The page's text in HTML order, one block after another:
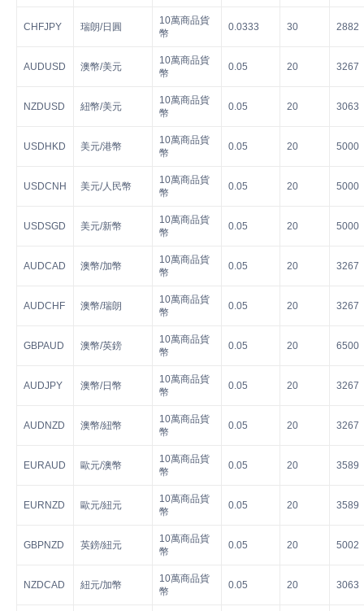
CHFJPY 瑞朗/日圓
10萬商品貨
幣
0.0333 30 2882
AUDUSD 澳幣/美元
10萬商品貨
幣
0.05 20 3267
NZDUSD 紐幣/美元
10萬商品貨
幣
0.05 20 3063
USDHKD 美元/港幣
10萬商品貨
幣
0.05 20 5000
USDCNH 美元/人民幣
10萬商品貨
幣
0.05 20 5000
USDSGD 美元/新幣
10萬商品貨
幣
0.05 20 5000
AUDCAD 澳幣/加幣
10萬商品貨
幣
0.05 20 3267
AUDCHF 澳幣/瑞朗
10萬商品貨
幣
0.05 20 3267
GBPAUD 澳幣/英鎊
10萬商品貨
幣
0.05 20 6500
AUDJPY 澳幣/日幣
10萬商品貨
幣
0.05 20 3267
AUDNZD 澳幣/紐幣
10萬商品貨
幣
0.05 20 3267
EURAUD 歐元/澳幣
10萬商品貨
幣
0.05 20 3589
EURNZD 歐元/紐元
10萬商品貨
幣
0.05 20 3589
GBPNZD 英鎊/紐元
10萬商品貨
幣
0.05 20 5002
NZDCAD 紐元/加幣
10萬商品貨
幣
0.05 20 3063